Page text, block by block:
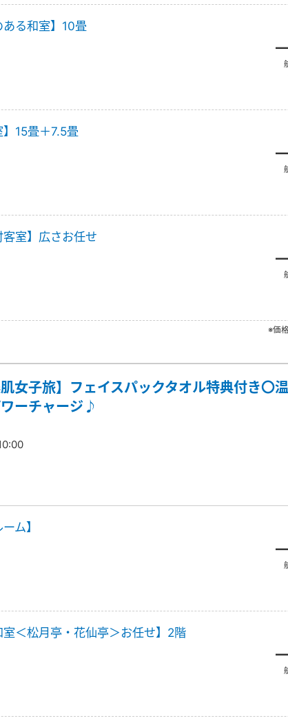
ある和室】10畳
】15畳＋7.5畳
客室】広さお任せ
※価
肌女子旅】フェイスパックタオル特典付き〇
ーチャージ♪
ム】
室＜松月亭・花仙亭＞お任せ】2階